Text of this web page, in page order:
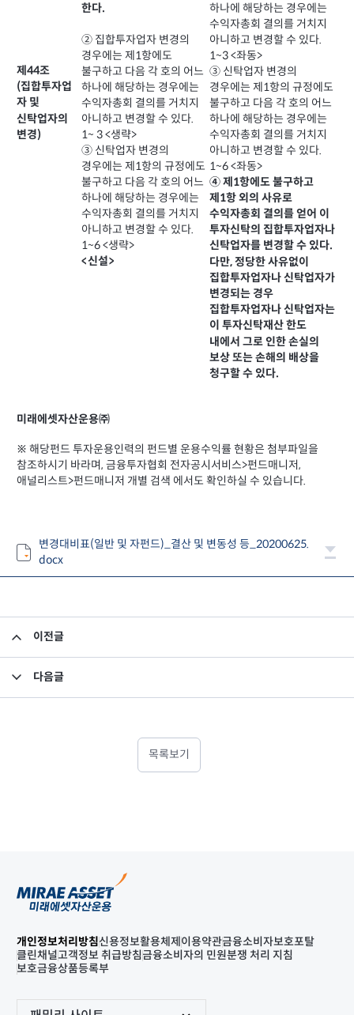
제44조
(집합투자업
자 및
신탁업자의
변경)
한다.
② 집합투자업자 변경의
경우에는 제1항에도
불구하고 다음 각 호의 어느
하나에 해당하는 경우에는
수익자총회 결의를 거치지
아니하고 변경할 수 있다.
1~ 3 <생략>
③ 신탁업자 변경의
경우에는 제1항의 규정에도
불구하고 다음 각 호의 어느
하나에 해당하는 경우에는
수익자총회 결의를 거치지
아니하고 변경할 수 있다.
1~6 <생략>
<신설>
하나에 해당하는 경우에는
수익자총회 결의를 거치지
아니하고 변경할 수 있다.
1~3 <좌동>
③ 신탁업자 변경의
경우에는 제1항의 규정에도
불구하고 다음 각 호의 어느
하나에 해당하는 경우에는
수익자총회 결의를 거치지
아니하고 변경할 수 있다.
1~6 <좌동>
④ 제1항에도 불구하고
제1항 외의 사유로
수익자총회 결의를 얻어 이
투자신탁의 집합투자업자나
신탁업자를 변경할 수 있다.
다만, 정당한 사유없이
집합투자업자나 신탁업자가
변경되는 경우
집합투자업자나 신탁업자는
이 투자신탁재산 한도
내에서 그로 인한 손실의
보상 또는 손해의 배상을
청구할 수 있다.
미래에셋자산운용㈜
※ 해당펀드 투자운용인력의 펀드별 운용수익률 현황은 첨부파일을
참조하시기 바라며, 금융투자협회 전자공시서비스>펀드매니저,
애널리스트>펀드매니저 개별 검색 에서도 확인하실 수 있습니다.
변경대비표(일반 및 자펀드)_결산 및 변동성 등_20200625.
docx
이전글
다음글
목록보기
개인정보처리방침신용정보활용체제 이용약관금융소비자보호포탈
클린채널고객정보 취급방침금융소비자의 민원분쟁 처리 지침
보호금융상품등록부